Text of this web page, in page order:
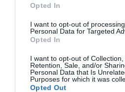
Opted In
I want to opt-out of
Personal Data for Targeted
Opted In
I want to opt-out of Collection,
Retention, Sale, and/or
Personal Data that Is
Purposes for which it was
Opted Out
arra utal, hogy a szúnyog
ugyanakkor jelezte, hogy a
környezetben valószínűleg
továbbra is hatékony